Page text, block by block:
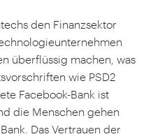
den Finanzsektor
überflüssig machen, was
wie PSD2
Facebook-Bank ist
die Menschen gehen
Das Vertrauen der